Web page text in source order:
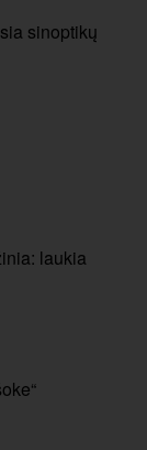
sinoptikų
laukia